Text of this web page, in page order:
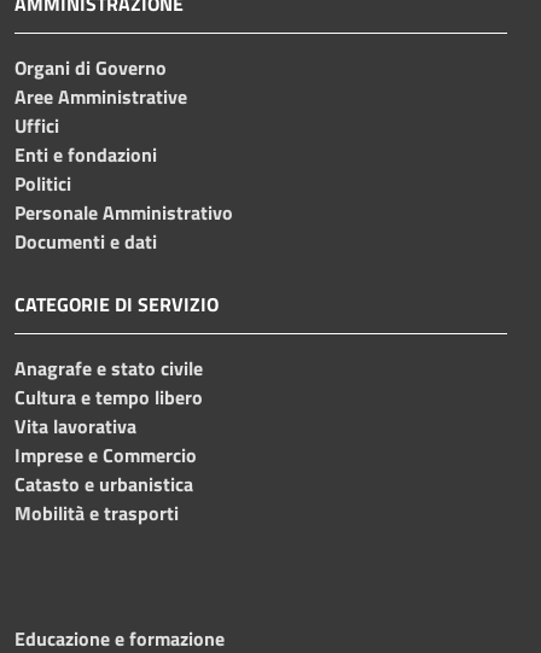
Organi di Governo
Aree Amministrative
Uffici
Enti e fondazioni
Politici
Personale Amministrativo
Documenti e dati
CATEGORIE DI SERVIZIO
Anagrafe e stato civile
Cultura e tempo libero
Vita lavorativa
Imprese e Commercio
Catasto e urbanistica
Mobilità e trasporti
Educazione e formazione